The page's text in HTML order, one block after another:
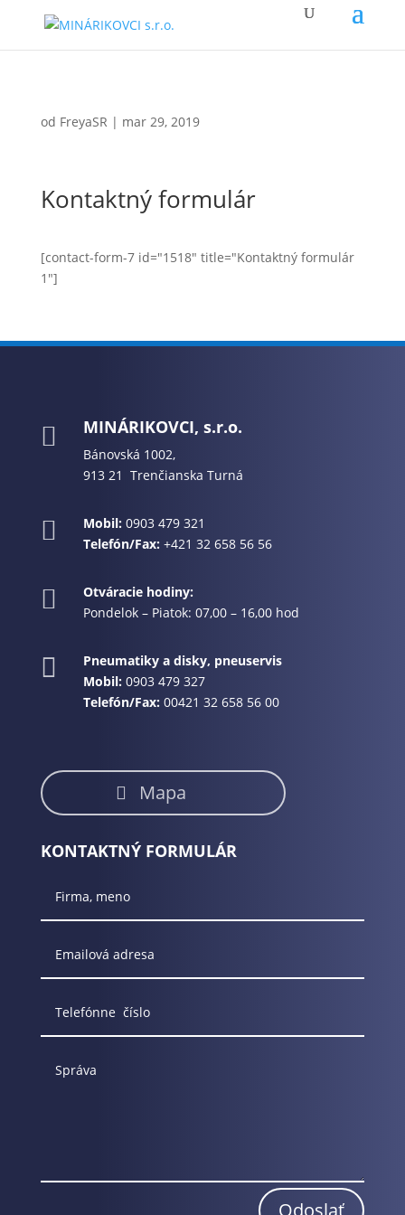
od FreyaSR | mar 29, 2019
Kontaktný formulár
[contact-form-7 id="1518" title="Kontaktný formulár
1"]
 MINÁRIKOVCI, s.r.o.
Bánovská 1002,
913 21 Trenčianska Turná
 Mobil: 0903 479 321
Telefón/Fax:+421 32 658 56 56

Otváracie hodiny:
Pondelok – Piatok: 07,00 – 16,00 hod

Pneumatiky a disky, pneuservis
Mobil: 0903 479 327
Telefón/Fax:00421 32 658 56 00
Mapa
KONTAKTNÝ FORMULÁR
Odoslať